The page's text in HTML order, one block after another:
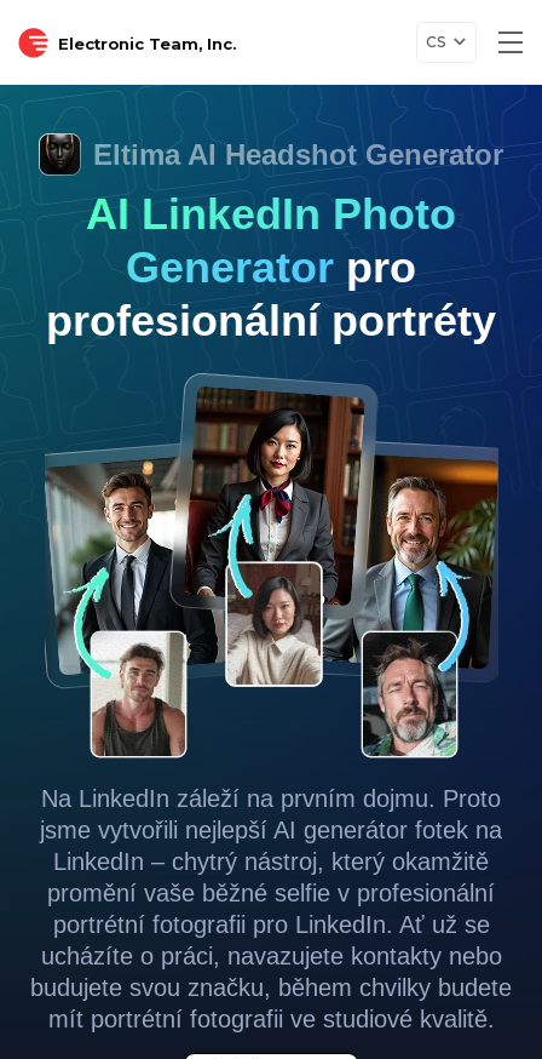
Electronic Team, Inc. CS
Eltima AI Headshot Generator
AI LinkedIn Photo
Generator pro
profesionální portréty
Na LinkedIn záleží na prvním dojmu. Proto
jsme vytvořili nejlepší AI generátor fotek na
LinkedIn – chytrý nástroj, který okamžitě
promění vaše běžné selfie v profesionální
portrétní fotografii pro LinkedIn. Ať už se
ucházíte o práci, navazujete kontakty nebo
budujete svou značku, během chvilky budete
mít portrétní fotografii ve studiové kvalitě.